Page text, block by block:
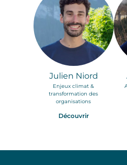
Julien Niord
Enjeux climat &
transformation des
organisations
Découvrir